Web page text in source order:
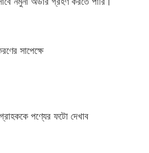
সাপেক্ষে
পণ্যের ফটো দেখাব